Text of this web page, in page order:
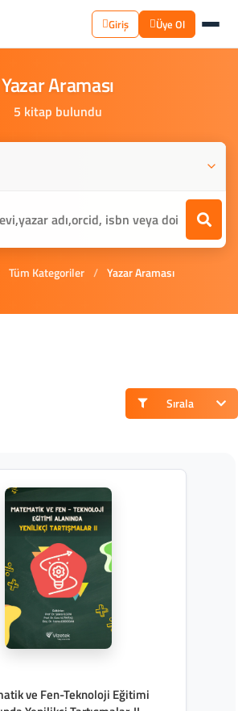
Giriş Üye Ol
YazarAraması
5 kitap bulundu
Tüm Kategoriler / Yazar Araması
Sırala
ve Fen-Teknoloji Eğitimi